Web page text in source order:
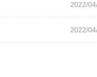
2022/
2022/